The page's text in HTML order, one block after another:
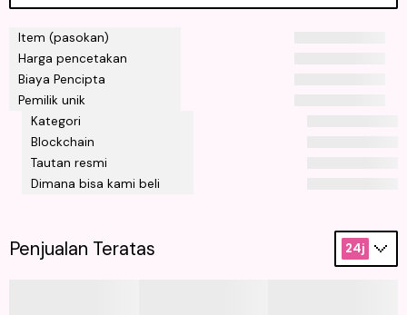
Item (pasokan)
Harga pencetakan
Biaya Pencipta
Pemilik unik
Kategori
Blockchain
Tautan resmi
Dimana bisa kami beli
Penjualan Teratas 24j